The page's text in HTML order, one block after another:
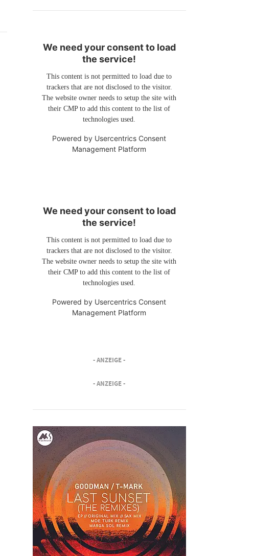
We need your consent to load
the service!
This content is not permitted to load due to
trackers that are not disclosed to the visitor.
The website owner needs to setup the site with
their CMP to add this content to the list of
technologies used.
Powered by Usercentrics Consent
Management Platform
We need your consent to load
the service!
This content is not permitted to load due to
trackers that are not disclosed to the visitor.
The website owner needs to setup the site with
their CMP to add this content to the list of
technologies used.
Powered by Usercentrics Consent
Management Platform
- ANZEIGE -
- ANZEIGE -